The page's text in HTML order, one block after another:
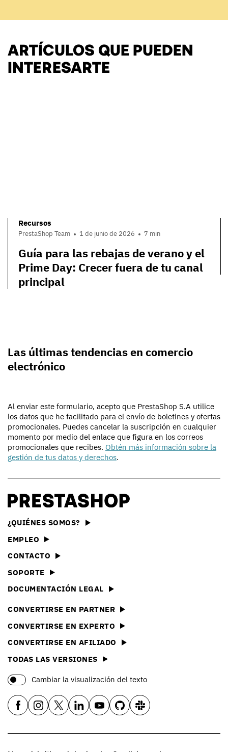
ARTÍCULOS QUE PUEDEN
INTERESARTE
Recursos
PrestaShop Team 1 de junio de 2026 7 min
Guía para las rebajas de verano y el
Prime Day: Crecer fuera de tu canal
principal
Las últimas tendencias en comercio
electrónico
Al enviar este formulario, acepto que PrestaShop S.A utilice
los datos que he facilitado para el envío de boletines y ofertas
promocionales. Puedes cancelar la suscripción en cualquier
momento por medio del enlace que figura en los correos
promocionales que recibes. Obtén más información sobre la
gestión de tus datos y derechos.
¿QUIÉNES SOMOS?
EMPLEO
CONTACTO
SOPORTE
DOCUMENTACIÓN LEGAL
CONVERTIRSE EN PARTNER
CONVERTIRSE EN EXPERTO
CONVERTIRSE EN AFILIADO
TODAS LAS VERSIONES
Cambiar la visualización del texto